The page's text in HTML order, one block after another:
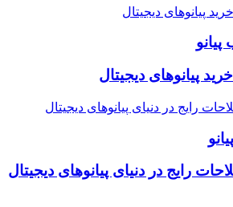
پیانوهای دیجیتال
رایج در دنیای پیانوهای دیجیتال